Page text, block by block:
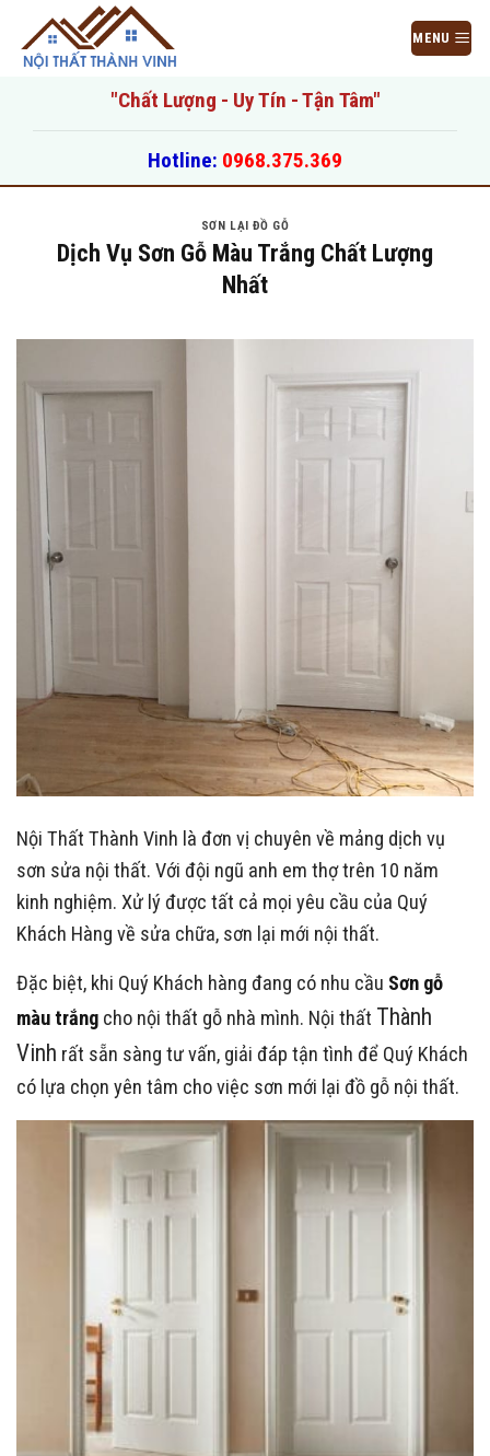
MENU
"Chất Lượng - Uy Tín - Tận Tâm"
Hotline: 0968.375.369
SƠN LẠI ĐỒ GỖ
Dịch Vụ Sơn Gỗ Màu Trắng Chất Lượng
Nhất
Nội Thất Thành Vinh là đơn vị chuyên về mảng dịch vụ
sơn sửa nội thất. Với đội ngũ anh em thợ trên 10 năm
kinh nghiệm. Xử lý được tất cả mọi yêu cầu của Quý
Khách Hàng về sửa chữa, sơn lại mới nội thất.
Đặc biệt, khi Quý Khách hàng đang có nhu cầu Sơn gỗ
màu trắng cho nội thất gỗ nhà mình. Nội thất Thành
Vinh rất sẵn sàng tư vấn, giải đáp tận tình để Quý Khách
có lựa chọn yên tâm cho việc sơn mới lại đồ gỗ nội thất.